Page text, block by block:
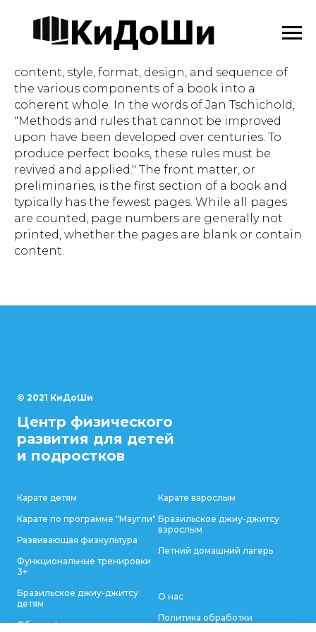
content, style, format, design, and sequence of
the various components of a book into a
coherent whole. In the words of Jan Tschichold,
"Methods and rules that cannot be improved
upon have been developed over centuries. To
produce perfect books, these rules must be
revived and applied." The front matter, or
preliminaries, is the first section of a book and
typically has the fewest pages. While all pages
are counted, page numbers are generally not
printed, whether the pages are blank or contain
content.
© 2021 КиДоШи
Центр физического
развития для детей
и подростков
Карате детям
Карате по программе "Маугли"
Развивающая физкультура
Функциональные тренировки
3+
Бразильское джиу-джитсу
детям
Общее физическое развитие
Карате взрослым
Бразильское джиу-джитсу
взрослым
Летний домашний лагерь
О нас
Политика обработки